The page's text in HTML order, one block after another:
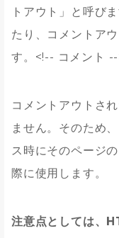
トアウト」と呼び
たり、コメントア
す。<!-- コメント --
コメントアウトさ
ません。そのため
ス時にそのページ
際に使用します。
注意点としては、